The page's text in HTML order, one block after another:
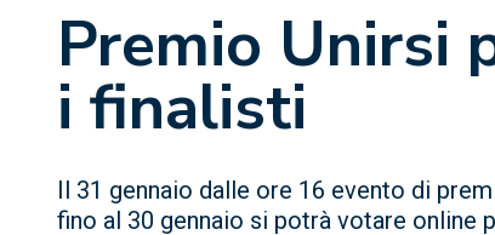
Premio Unirsi
i finalisti
Il 31 gennaio dalle ore 16 evento di
fino al 30 gennaio si potrà votare online